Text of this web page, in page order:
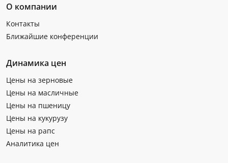
О компании
Контакты
Ближайшие конференции
Динамика цен
Цены на зерновые
Цены на масличные
Цены на пшеницу
Цены на кукурузу
Цены на рапс
Аналитика цен